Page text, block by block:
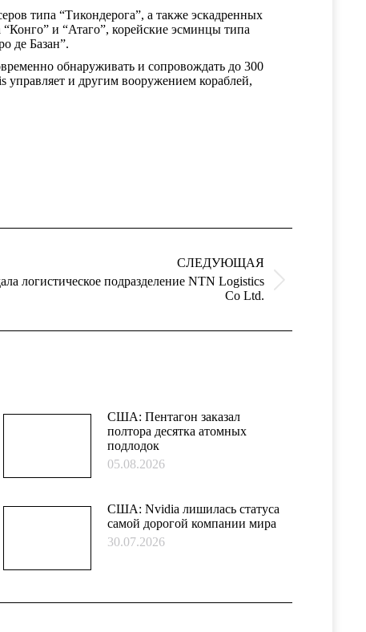
типа “Тикондерога”, а также эскадренных
и “Атаго”, корейские эсминцы типа
де Базан”.
обнаруживать и сопровождать до 300
и другим вооружением кораблей,
СЛЕДУЮЩАЯ
логистическое подразделение NTN Logistics
Co Ltd.
США: Пентагон заказал
полтора десятка атомных
подлодок
05.08.2026
США: Nvidia лишилась статуса
самой дорогой компании мира
30.07.2026